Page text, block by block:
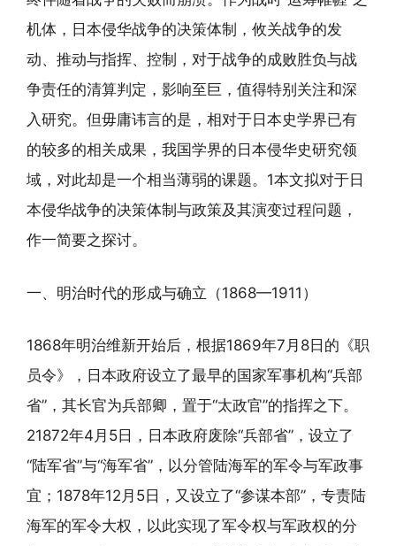
机体，日本侵华战争的决策体制，攸关战争的发
动、推动与指挥、控制，对于战争的成败胜负与战
争责任的清算判定，影响至巨，值得特别关注和深
入研究。但毋庸讳言的是，相对于日本史学界已有
的较多的相关成果，我国学界的日本侵华史研究领
域，对此却是一个相当薄弱的课题。1本文拟对于日
本侵华战争的决策体制与政策及其演变过程问题，
作一简要之探讨。
一、明治时代的形成与确立（1868—1911）
1868年明治维新开始后，根据1869年7月8日的《职
员令》，日本政府设立了最早的国家军事机构“兵部
省”，其长官为兵部卿，置于“太政官”的指挥之下。
21872年4月5日，日本政府废除“兵部省”，设立了
“陆军省”与“海军省”，以分管陆海军的军令与军政事
宜；1878年12月5日，又设立了“参谋本部”，专责陆
海军的军令大权，以此实现了军令权与军政权的分